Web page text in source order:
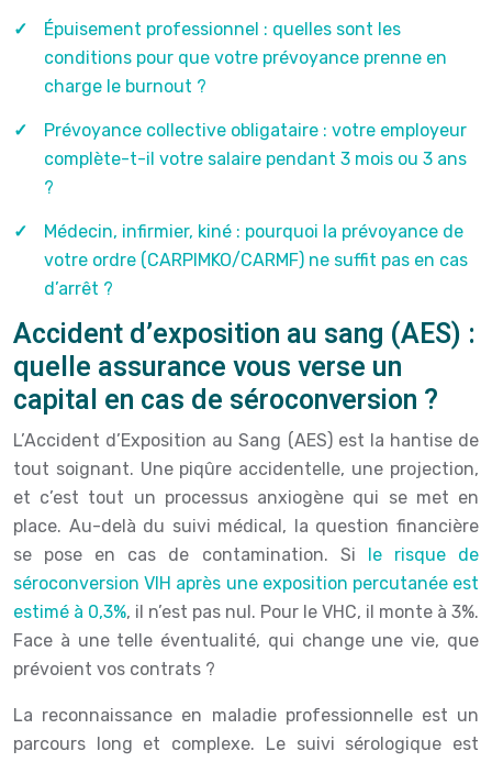
Épuisement professionnel : quelles sont les
conditions pour que votre prévoyance prenne en
charge le burnout ?
Prévoyance collective obligataire : votre employeur
complète-t-il votre salaire pendant 3 mois ou 3 ans
?
Médecin, infirmier, kiné : pourquoi la prévoyance de
votre ordre (CARPIMKO/CARMF) ne suffit pas en cas
d’arrêt ?
Accident d’exposition au sang (AES) :
quelle assurance vous verse un
capital en cas de séroconversion ?
L’Accident d’Exposition au Sang (AES) est la hantise de
tout soignant. Une piqûre accidentelle, une projection,
et c’est tout un processus anxiogène qui se met en
place. Au-delà du suivi médical, la question financière
se pose en cas de contamination. Si
le risque de
séroconversion VIH après une exposition percutanée est
estimé à 0,3%, il n’est pas nul. Pour le VHC, il monte à 3%.
Face à une telle éventualité, qui change une vie, que
prévoient vos contrats ?
La reconnaissance en maladie professionnelle est un
parcours long et complexe. Le suivi sérologique est